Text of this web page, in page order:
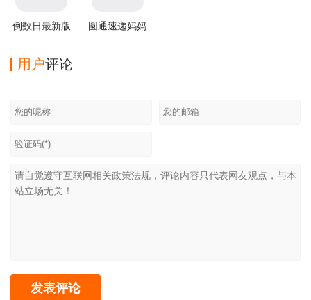
倒数日最新版
圆通速递妈妈
用户评论